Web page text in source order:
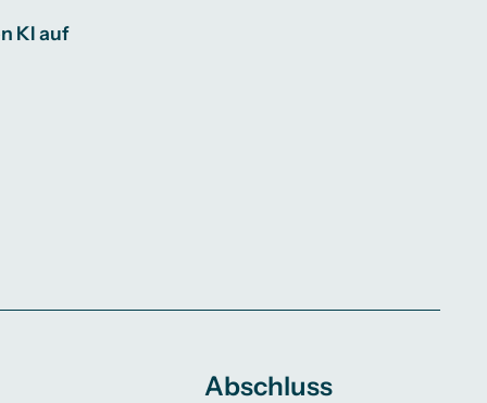
KI auf
Abschluss